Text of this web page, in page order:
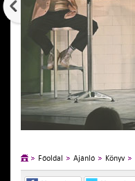
Főoldal Ajánló Könyv